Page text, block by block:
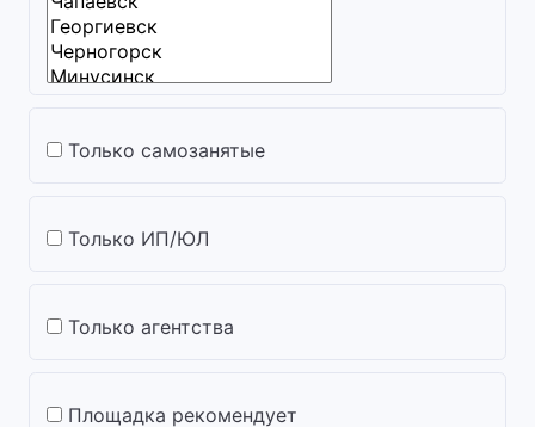
Только самозанятые
Только ИП/ЮЛ
Только агентства
Площадка рекомендует